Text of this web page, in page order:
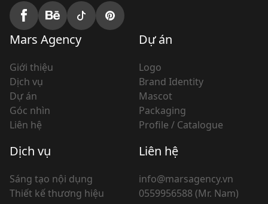
Mars Agency
Giới thiệu
Dịch vụ
Dự án
Góc nhìn
Liên hệ
Dự án
Logo
Brand Identity
Mascot
Packaging
Profile / Catalogue
Dịch vụ
Sáng tạo nội dụng
Thiết kế thương hiệu
Liên hệ
info@marsagency.vn
0559956588 (Mr. Nam)